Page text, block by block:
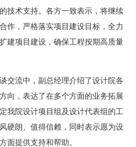
技术支持。各方一致表示，将继续
作，严格落实项目建设目标，全力
建项目建设，确保工程按期高质量
交流中，副总经理介绍了设计院各
向，表达了在多个方面的业务拓展
我院设计项目组及设计代表组的工
硬朗、值得信赖，同时表示愿为设
面提供支持和帮助。